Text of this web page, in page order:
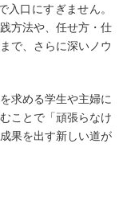
口にすぎません。
方法や、任せ方・仕
で、さらに深いノウ
求める学生や主婦に
ことで「頑張らなけ
果を出す新しい道が